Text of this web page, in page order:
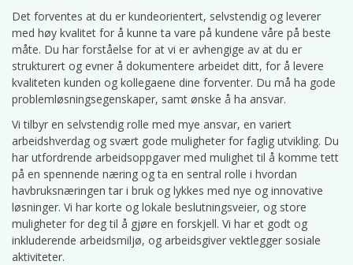
Det forventes at du er kundeorientert, selvstendig og leverer
med høy kvalitet for å kunne ta vare på kundene våre på beste
måte. Du har forståelse for at vi er avhengige av at du er
strukturert og evner å dokumentere arbeidet ditt, for å levere
kvaliteten kunden og kollegaene dine forventer. Du må ha gode
problemløsningsegenskaper, samt ønske å ha ansvar.
Vi tilbyr en selvstendig rolle med mye ansvar, en variert
arbeidshverdag og svært gode muligheter for faglig utvikling. Du
har utfordrende arbeidsoppgaver med mulighet til å komme tett
på en spennende næring og ta en sentral rolle i hvordan
havbruksnæringen tar i bruk og lykkes med nye og innovative
løsninger. Vi har korte og lokale beslutningsveier, og store
muligheter for deg til å gjøre en forskjell. Vi har et godt og
inkluderende arbeidsmiljø, og arbeidsgiver vektlegger sosiale
aktiviteter.